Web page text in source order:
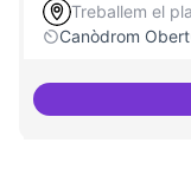
Treballem el
Canòdrom Obert